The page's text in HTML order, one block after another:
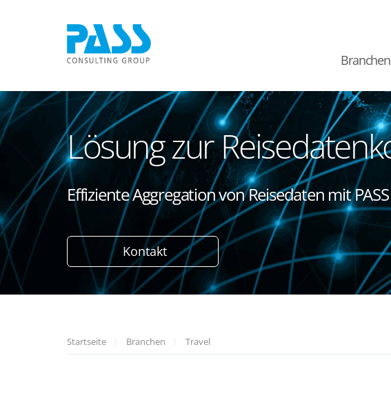
Branchen
Lösung zur
Effiziente Aggregation von Reisedaten mit
Kontakt
Startseite Branchen Travel